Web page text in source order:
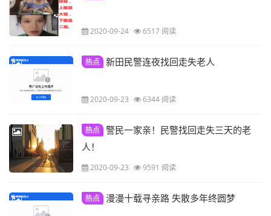
2020-09-24 6517 阅读
热点 新田民警连夜找回走失老人
2020-09-23 6344 阅读
热点
警民一家亲！民警找回走失三天的老
人！
2020-09-23 9591 阅读
热点 漫漫十载寻亲路 失散多年终圆梦